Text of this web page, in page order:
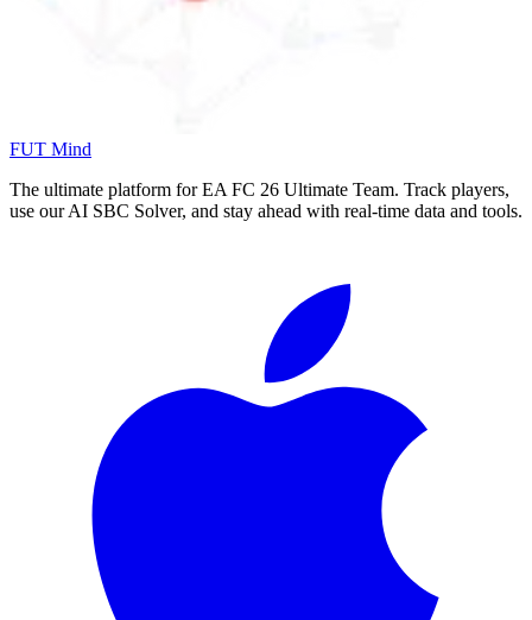
FUT Mind
The ultimate platform for EA FC 26 Ultimate Team. Track players,
use our AI SBC Solver, and stay ahead with real-time data and tools.